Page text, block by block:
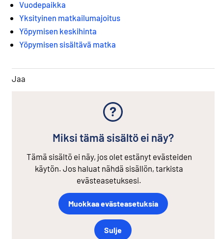
Vuodepaikka
Yksityinen matkailumajoitus
Yöpymisen keskihinta
Yöpymisen sisältävä matka
Jaa
Miksi tämä sisältö ei näy?
Tämä sisältö ei näy, jos olet estänyt evästeiden
käytön. Jos haluat nähdä sisällön, tarkista
evästeasetuksesi.
Muokkaa evästeasetuksia
Sulje